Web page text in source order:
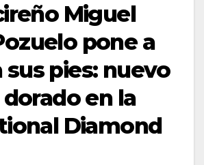
Miguel
pone a
sus pies: nuevo
en la
Diamond